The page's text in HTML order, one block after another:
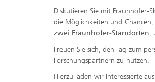
Diskutieren Sie mit Fraunhofer-
die Möglichkeiten und Chancen,
zwei Fraunhofer-Standorten,
Freuen Sie sich, den Tag zum
Forschungspartnern zu nutzen.
Hierzu laden wir Interessierte